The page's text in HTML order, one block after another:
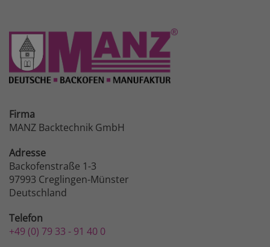
Firma
MANZ Backtechnik GmbH
Adresse
Backofenstraße 1-3
97993 Creglingen-Münster
Deutschland
Telefon
+49 (0) 79 33 - 91 40 0